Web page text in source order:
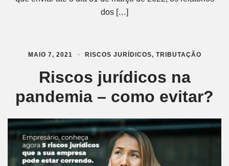
dos […]
MAIO 7, 2021 RISCOS JURÍDICOS, TRIBUTAÇÃO
Riscos jurídicos na
pandemia – como evitar?